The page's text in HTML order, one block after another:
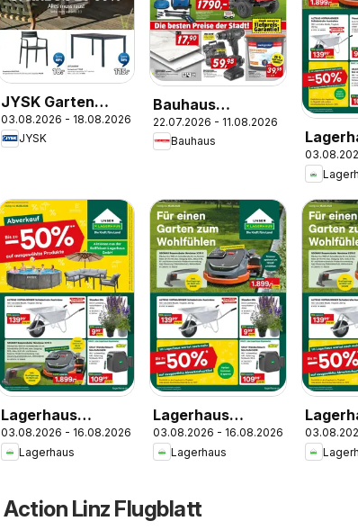
JYSK Garten
Abverkauf Spare
Bis Zu 60%
03.08.2026 - 18.08.2026
JYSK
Bauhaus
Pasching, Wels,
Steyr
22.07.2026 - 11.08.2026
Bauhaus
Lagerhaus
Wochen
Angebote
03.08.2026 - 16.08.2026
Lagerhaus
Lagerhaus
Wochen
Angebote
03.08.2026 - 16.08.2026
Lagerhaus
Action Linz Flugblatt